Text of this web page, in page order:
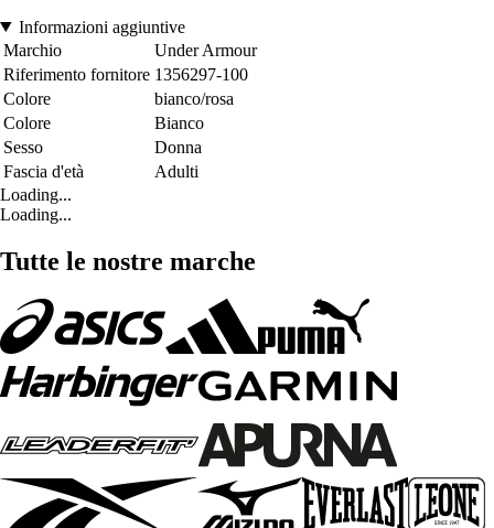
Informazioni aggiuntive
Marchio
Under Armour
Riferimento fornitore 1356297-100
Colore
bianco/rosa
Colore
Bianco
Sesso
Donna
Fascia d'età
Adulti
Loading...
Loading...
Tutte le nostre marche